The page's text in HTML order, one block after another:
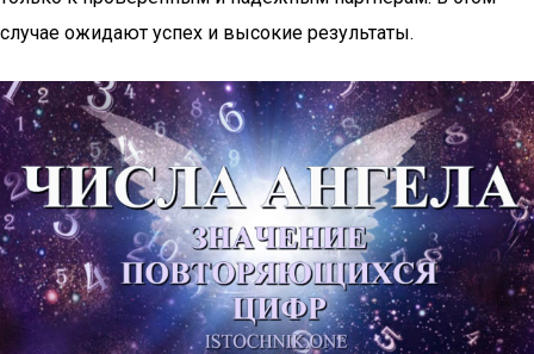
случае ожидают успех и высокие результаты.